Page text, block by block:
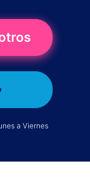
a Viernes